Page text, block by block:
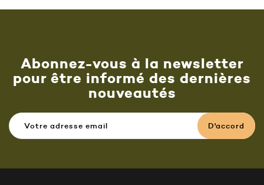
Abonnez-vous à la newsletter
pour être informé des dernières
nouveautés